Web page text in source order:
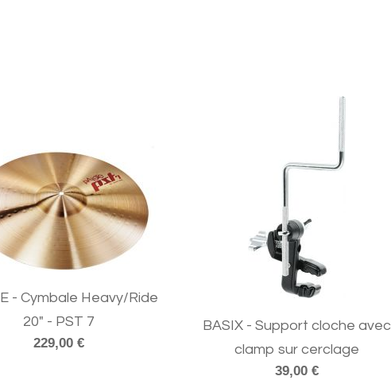
- Cymbale Heavy/Ride
20" - PST 7
229,00 €
BASIX - Support cloche avec
clamp sur cerclage
39,00 €